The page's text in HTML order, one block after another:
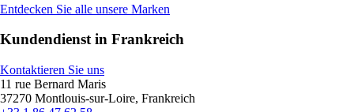
Entdecken Sie alle unsere Marken
Kundendienst in Frankreich
Kontaktieren Sie uns
11 rue Bernard Maris
37270 Montlouis-sur-Loire, Frankreich